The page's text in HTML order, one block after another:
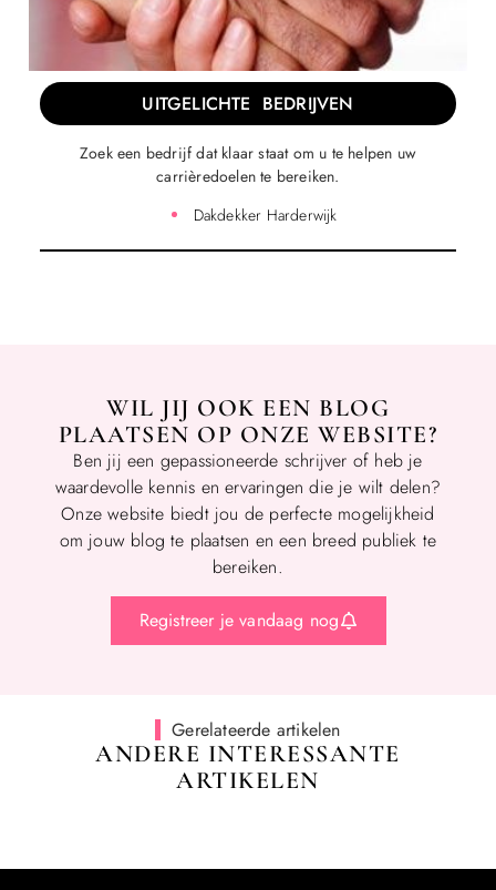
UITGELICHTE BEDRIJVEN
Zoek een bedrijf dat klaar staat om u te helpen uw
carrièredoelen te bereiken.
Dakdekker Harderwijk
WIL JIJ OOK EEN BLOG
PLAATSEN OP ONZE WEBSITE?
Ben jij een gepassioneerde schrijver of heb je
waardevolle kennis en ervaringen die je wilt delen?
Onze website biedt jou de perfecte mogelijkheid
om jouw blog te plaatsen en een breed publiek te
bereiken.
Registreer je vandaag nog
Gerelateerde artikelen
ANDERE INTERESSANTE
ARTIKELEN